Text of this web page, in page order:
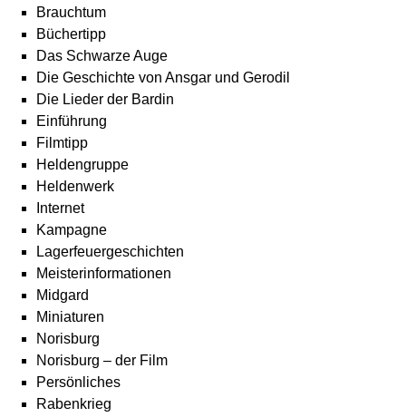
Brauchtum
Büchertipp
Das Schwarze Auge
Die Geschichte von Ansgar und Gerodil
Die Lieder der Bardin
Einführung
Filmtipp
Heldengruppe
Heldenwerk
Internet
Kampagne
Lagerfeuergeschichten
Meisterinformationen
Midgard
Miniaturen
Norisburg
Norisburg – der Film
Persönliches
Rabenkrieg